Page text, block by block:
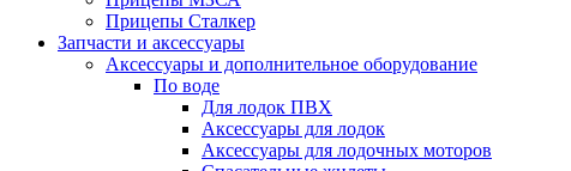
Прицепы Сталкер
Запчасти и аксессуары
Аксессуары и дополнительное оборудование
По воде
Для лодок ПВХ
Аксессуары для лодок
Аксессуары для лодочных моторов